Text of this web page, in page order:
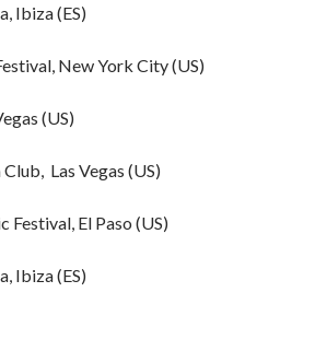
Ibiza (ES)
New York City (US)
(US)
Las Vegas (US)
El Paso (US)
Ibiza (ES)